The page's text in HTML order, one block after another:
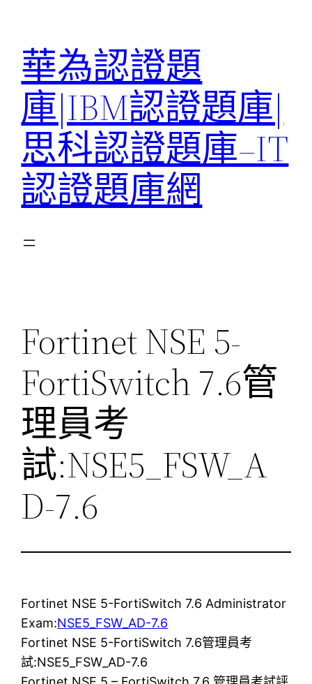
華為認證題
庫|IBM認證題庫|
思科認證題庫–IT
認證題庫網
Fortinet NSE 5-
FortiSwitch 7.6管
理員考
試:NSE5_FSW_A
D-7.6
Fortinet NSE 5-FortiSwitch 7.6 Administrator
Exam:NSE5_FSW_AD-7.6
Fortinet NSE 5-FortiSwitch 7.6管理員考
試:NSE5_FSW_AD-7.6